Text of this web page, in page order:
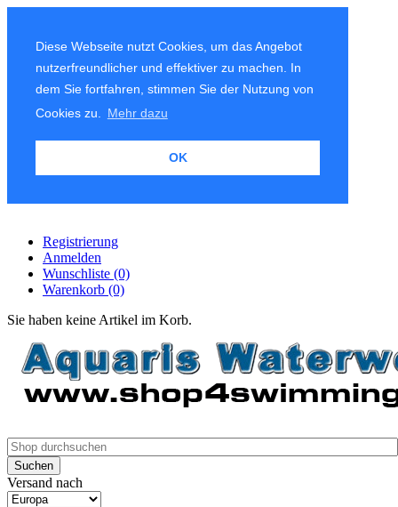
Diese Webseite nutzt Cookies, um das Angebot
nutzerfreundlicher und effektiver zu machen. In
dem Sie fortfahren, stimmen Sie der Nutzung von
Cookies zu.
Mehr dazu
OK
Registrierung
Anmelden
Wunschliste (0)
Warenkorb (0)
Sie haben keine Artikel im Korb.
Versand nach